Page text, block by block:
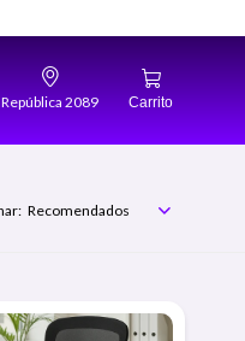
República 2089
Recomendados